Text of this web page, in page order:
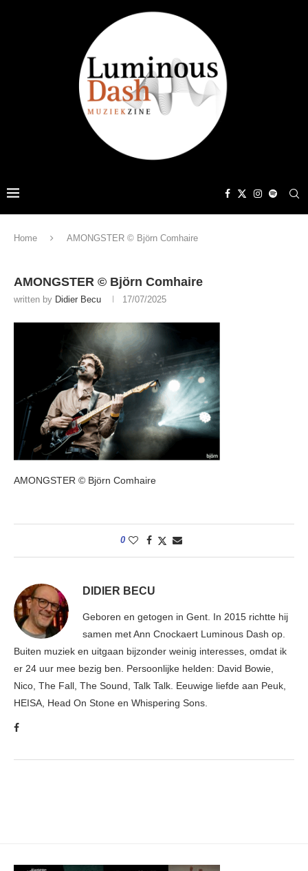
Home AMONGSTER © Björn Comhaire
AMONGSTER © Björn Comhaire
written by Didier Becu 17/07/2025
AMONGSTER © Björn Comhaire
0
DIDIER BECU
Geboren en getogen in Gent. In 2015 richtte hij
samen met Ann Cnockaert Luminous Dash op.
Buiten muziek en uitgaan bijzonder weinig interesses, omdat ik
er 24 uur mee bezig ben. Persoonlijke helden: David Bowie,
Nico, The Fall, The Sound, Talk Talk. Eeuwige liefde aan Peuk,
HEISA, Head On Stone en Whispering Sons.